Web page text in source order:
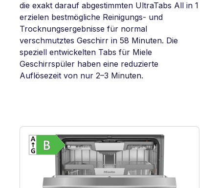
die exakt darauf abgestimmten UltraTabs All in 1
erzielen bestmögliche Reinigungs- und
Trocknungsergebnisse für normal
verschmutztes Geschirr in 58 Minuten. Die
speziell entwickelten Tabs für Miele
Geschirrspüler haben eine reduzierte
Auflösezeit von nur 2–3 Minuten.
Vollständiges Energielabel anzeigen
Energieklasse B. Höchste bis